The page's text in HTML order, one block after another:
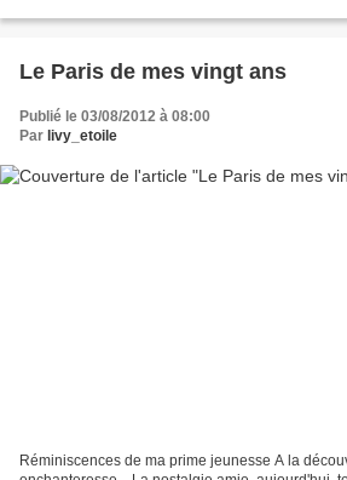
Le Paris de mes vingt ans
Publié le 03/08/2012 à 08:00
Par livy_etoile
Réminiscences de ma prime jeunesse A la